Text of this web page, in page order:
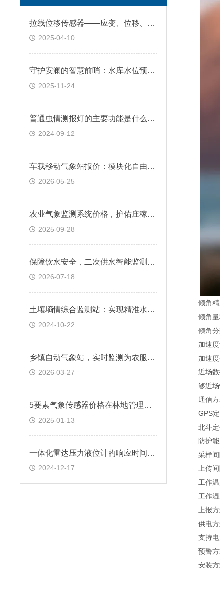
拉线位移传感器——应变、位移、温度一体化
2025-04-10
守护安澜的智慧前哨：水库水位预警监测系统深度解析
2025-11-24
普通虫情测报灯的主要功能是什么？@2024全+境+派+送
2024-09-12
车载移动气象站报价：模块化自由选配，按需组合适配多样监测场景
2026-05-25
农业气象监测系统价格，护佑庄稼度四季
2025-09-28
保障饮水安全，二次供水智能监测系统实用优势一览
2026-07-18
土壤墒情综合监测站：实现精准水分管理&2024简介
2024-10-22
乡镇自动气象站，实时监测为农服务关键气象要素
2026-03-27
5要素气象传感器价格在林地管理中的作用
2025-01-13
一体化雷达压力液位计的响应时间是多少？响应时间的因素有哪些？
2024-12-17
倾角精
倾角量
倾角分
加速度
加速度
近场数
够近场
通信方
GPS定
北斗定
防护能
采样间
上传间
工作温
工作湿
上报方
供电方式
支持电
预警方式
安装方式